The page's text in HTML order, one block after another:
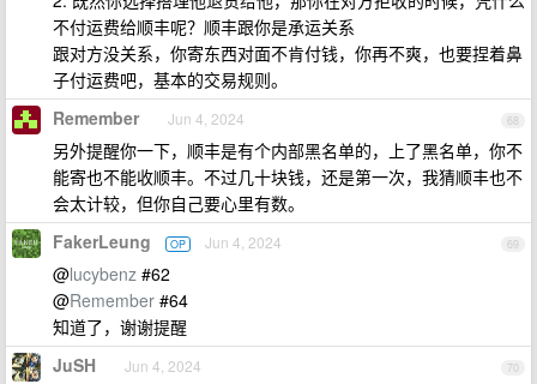
不付运费给顺丰呢？顺丰跟你是承运关系
跟对方没关系，你寄东西对面不肯付钱，你再不爽，也要捏着鼻
子付运费吧，基本的交易规则。
68
Remember Jun 4, 2024
另外提醒你一下，顺丰是有个内部黑名单的，上了黑名单，你不
能寄也不能收顺丰。不过几十块钱，还是第一次，我猜顺丰也不
会太计较，但你自己要心里有数。
69
FakerLeung OP Jun 4, 2024
@lucybenz #62
@Remember #64
知道了，谢谢提醒
70
JuSH Jun 4, 2024